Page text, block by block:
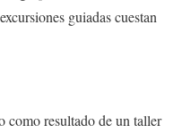
guiadas cuestan
como resultado de un taller